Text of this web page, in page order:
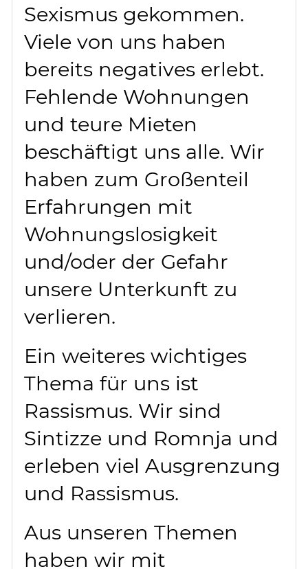
Sexismus gekommen.
Viele von uns haben
bereits negatives erlebt.
Fehlende Wohnungen
und teure Mieten
beschäftigt uns alle. Wir
haben zum Großenteil
Erfahrungen mit
Wohnungslosigkeit
und/oder der Gefahr
unsere Unterkunft zu
verlieren.
Ein weiteres wichtiges
Thema für uns ist
Rassismus. Wir sind
Sintizze und Romnja und
erleben viel Ausgrenzung
und Rassismus.
Aus unseren Themen
haben wir mit